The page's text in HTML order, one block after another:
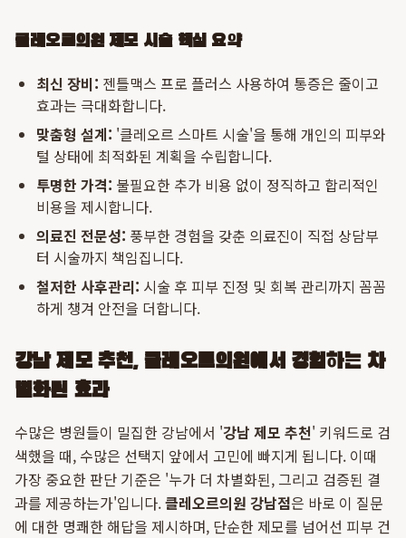
클레오르의원 제모 시술 핵심 요약
최신 장비: 젠틀맥스 프로 플러스 사용하여 통증은 줄이고
효과는 극대화합니다.
맞춤형 설계: '클레오르 스마트 시술'을 통해 개인의 피부와
털 상태에 최적화된 계획을 수립합니다.
투명한 가격: 불필요한 추가 비용 없이 정직하고 합리적인
비용을 제시합니다.
의료진 전문성: 풍부한 경험을 갖춘 의료진이 직접 상담부
터 시술까지 책임집니다.
철저한 사후관리: 시술 후 피부 진정 및 회복 관리까지 꼼꼼
하게 챙겨 안전을 더합니다.
강남 제모 추천, 클레오르의원에서 경험하는 차
별화된 효과
수많은 병원들이 밀집한 강남에서 '강남 제모 추천' 키워드로 검
색했을 때, 수많은 선택지 앞에서 고민에 빠지게 됩니다. 이때
가장 중요한 판단 기준은 '누가 더 차별화된, 그리고 검증된 결
과를 제공하는가'입니다.클레오르의원 강남점은 바로 이 질문
에 대한 명쾌한 해답을 제시하며, 단순한 제모를 넘어선 피부 건